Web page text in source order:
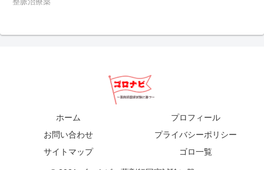
ホーム
プロフィール
お問い合わせ
プライバシーポリシー
サイトマップ
ゴロ一覧